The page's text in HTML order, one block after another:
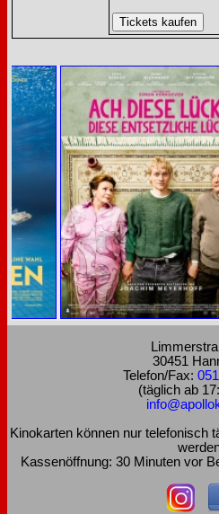
30451
Telefon/Fax:
(täglich ab
Kinokarten können nur telefonisch
Kassenöffnung: 30 Minuten vor